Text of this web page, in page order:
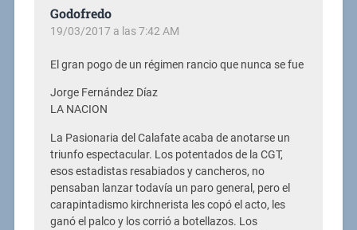
Godofredo
19/03/2017 a las 7:42 AM
El gran pogo de un régimen rancio que nunca se fue
Jorge Fernández Díaz
LA NACION
La Pasionaria del Calafate acaba de anotarse un
triunfo espectacular. Los potentados de la CGT,
esos estadistas resabiados y cancheros, no
pensaban lanzar todavía un paro general, pero el
carapintadismo kirchnerista les copó el acto, les
ganó el palco y los corrió a botellazos. Los